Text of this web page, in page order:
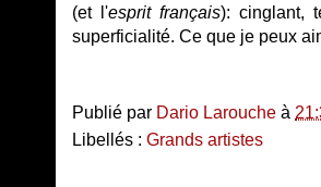
(et l'esprit français): cinglant,
superficialité. Ce que je peux
Publié par Dario Larouche à
Libellés : Grands artistes